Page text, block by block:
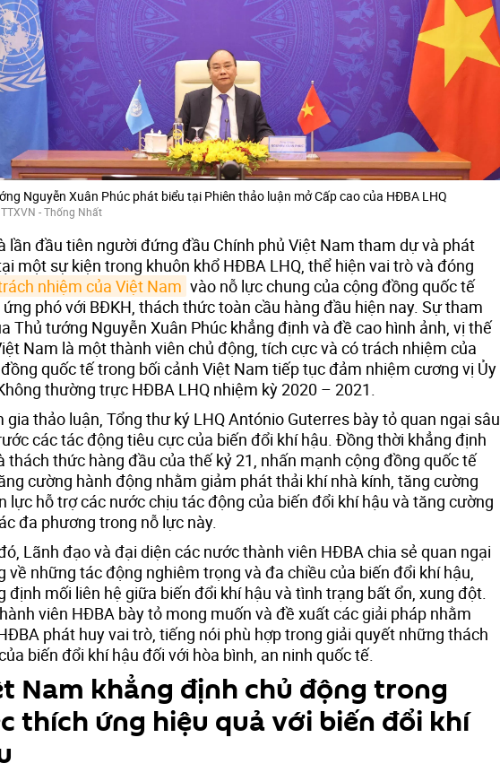
Nguyễn Xuân Phúc phát biểu tại Phiên thảo luận mở Cấp cao của HĐBA LHQ
- Thống Nhất
lần đầu tiên người đứng đầu Chính phủ Việt Nam tham dự và phát
một sự kiện trong khuôn khổ HĐBA LHQ, thể hiện vai trò và đóng
nhiệm của Việt Nam vào nỗ lực chung của cộng đồng quốc tế
phó với BĐKH, thách thức toàn cầu hàng đầu hiện nay. Sự tham
Thủ tướng Nguyễn Xuân Phúc khẳng định và đề cao hình ảnh, vị thế
Nam là một thành viên chủ động, tích cực và có trách nhiệm của
quốc tế trong bối cảnh Việt Nam tiếp tục đảm nhiệm cương vị Ủy
thường trực HĐBA LHQ nhiệm kỳ 2020 – 2021.
gia thảo luận, Tổng thư ký LHQ António Guterres bày tỏ quan ngại sâu
các tác động tiêu cực của biến đổi khí hậu. Đồng thời khẳng định
thách thức hàng đầu của thế kỷ 21, nhấn mạnh cộng đồng quốc tế
cường hành động nhằm giảm phát thải khí nhà kính, tăng cường
lực hỗ trợ các nước chịu tác động của biến đổi khí hậu và tăng cường
đa phương trong nỗ lực này.
Lãnh đạo và đại diện các nước thành viên HĐBA chia sẻ quan ngại
về những tác động nghiêm trọng và đa chiều của biến đổi khí hậu,
định mối liên hệ giữa biến đổi khí hậu và tình trạng bất ổn, xung đột.
viên HĐBA bày tỏ mong muốn và đề xuất các giải pháp nhằm
phát huy vai trò, tiếng nói phù hợp trong giải quyết những thách
biến đổi khí hậu đối với hòa bình, an ninh quốc tế.
Nam khẳng định chủ động trong
thích ứng hiệu quả với biến đổi khí